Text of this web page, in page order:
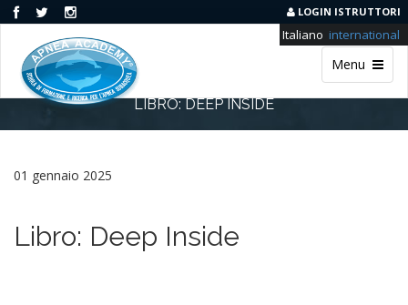
LOGIN ISTRUTTORI
Menu
Italiano international
LIBRO: DEEP INSIDE
01 gennaio 2025
Libro: Deep Inside